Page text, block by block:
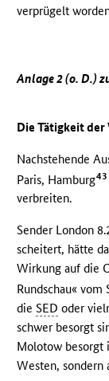
verprügelt
Anlage 2 (o. D.)
Die Tätigkeit der
Nachstehende
Paris, Hamburg43
verbreiten.
Sender London
scheitert, hätte
Wirkung auf die
Rundschau« vom
dieSED oder
schwer besorgt
Molotow besorgt
Westen, sondern